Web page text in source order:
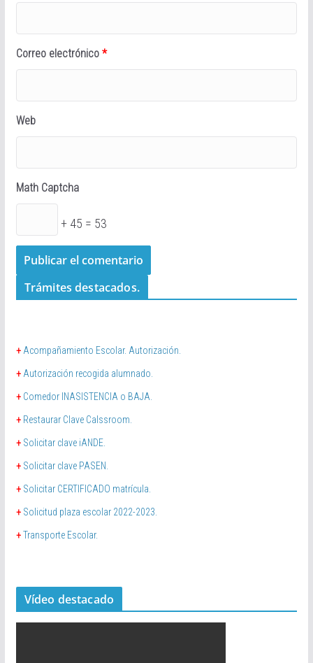
Correo electrónico *
Web
Math Captcha
+ 45 = 53
Trámites destacados.
+ Acompañamiento Escolar. Autorización.
+ Autorización recogida alumnado.
+ Comedor INASISTENCIA o BAJA.
+ Restaurar Clave Calssroom.
+ Solicitar clave iANDE.
+ Solicitar clave PASEN.
+ Solicitar CERTIFICADO matrícula.
+ Solicitud plaza escolar 2022-2023.
+Transporte Escolar.
Vídeo destacado